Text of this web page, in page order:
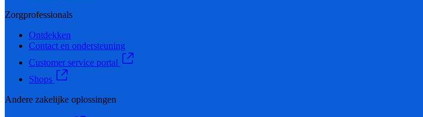
Zorgprofessionals
Ontdekken
Contact en ondersteuning
Customer service portal
Shops
Andere zakelijke oplossingen